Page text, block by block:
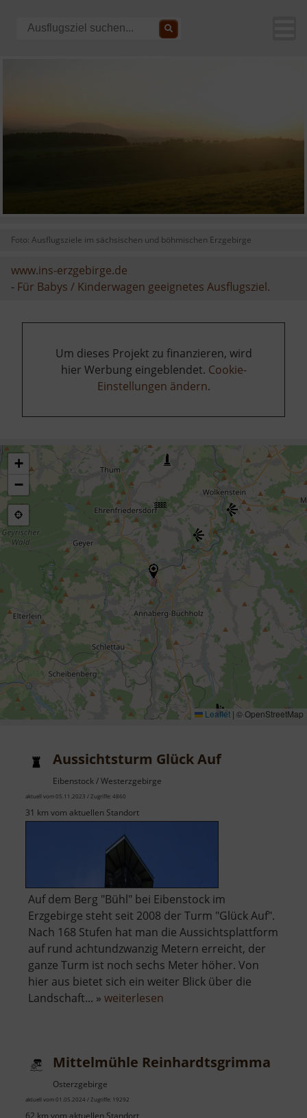
Foto: Ausflugsziele im sächsischen und böhmischen Erzgebirge
www.ins-erzgebirge.de
- Für Babys / Kinderwagen geeignetes Ausflugsziel.
Um dieses Projekt zu finanzieren, wird
hier Werbung eingeblendet. Cookie-
Einstellungen ändern.
+
−
Leaflet | © OpenStreetMap
Aussichtsturm Glück Auf
Eibenstock / Westerzgebirge
aktuell vom 05.11.2023 / Zugriffe: 4860
31 km vom aktuellen Standort
Auf dem Berg "Bühl" bei Eibenstock im
Erzgebirge steht seit 2008 der Turm "Glück Auf".
Nach 168 Stufen hat man die Aussichtsplattform
auf rund achtundzwanzig Metern erreicht, der
ganze Turm ist noch sechs Meter höher. Von
hier aus bietet sich ein weiter Blick über die
Landschaft... » weiterlesen
Mittelmühle Reinhardtsgrimma
Osterzgebirge
aktuell vom 01.05.2024 / Zugriffe: 19292